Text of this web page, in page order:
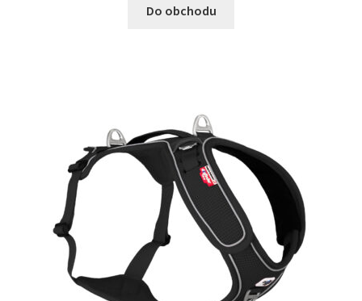
Do obchodu